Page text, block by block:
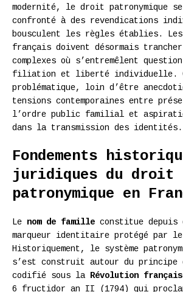
modernité, le droit patronymique
confronté à des revendications
bousculent les règles établies.
français doivent désormais
complexes où s’entremêlent
filiation et liberté individuelle.
problématique, loin d’être
tensions contemporaines entre
l’ordre public familial et
dans la transmission des identités.
Fondements
juridiques du droit
patronymique en
Le nom de famille constitue depuis
marqueur identitaire protégé par
Historiquement, le système
s’est construit autour du principe
codifié sous la
Révolution
6 fructidor an II (1794) qui